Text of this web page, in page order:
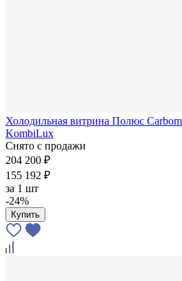
Холодильная витрина Полюс
KombiLux
Снято с продажи
204 200 ₽
155 192 ₽
за 1 шт
-24%
Купить